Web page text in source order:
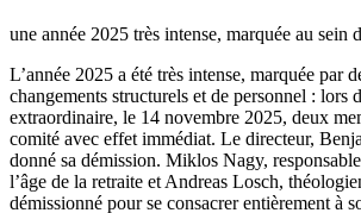
une année 2025 très intense, marquée au sein
L’année 2025 a été très intense, marquée par
changements structurels et de personnel : lors
extraordinaire, le 14 novembre 2025, deux
comité avec effet immédiat. Le directeur,
donné sa démission. Miklos Nagy,
l’âge de la retraite et Andreas Losch,
démissionné pour se consacrer entièrement à